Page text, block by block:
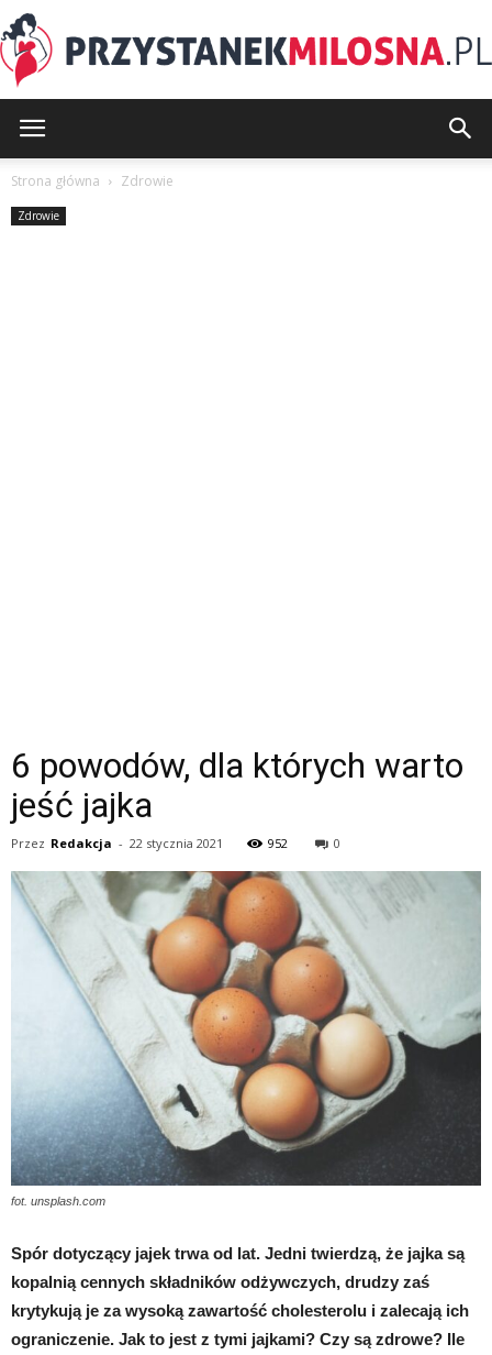
Strona główna Zdrowie
Zdrowie
6 powodów, dla których warto
jeść jajka
Przez Redakcja - 22 stycznia 2021 952 0
fot. unsplash.com
Spór dotyczący jajek trwa od lat. Jedni twierdzą, że jajka są
kopalnią cennych składników odżywczych, drudzy zaś
krytykują je za wysoką zawartość cholesterolu i zalecają ich
ograniczenie. Jak to jest z tymi jajkami? Czy są zdrowe? Ile